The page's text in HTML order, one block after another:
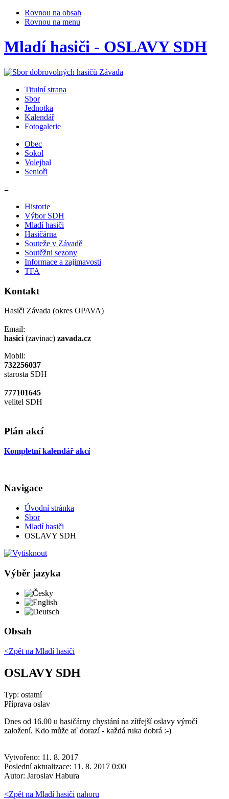
Rovnou na obsah
Rovnou na menu
Mladí hasiči - OSLAVY SDH
Titulní strana
Sbor
Jednotka
Kalendář
Fotogalerie
Obec
Sokol
Volejbal
Senioři
≡
Historie
Výbor SDH
Mladí hasiči
Hasičárna
Souteže v Závadě
Soutěžni sezony
Informace a zajimavosti
TFA
Kontakt
Hasiči Závada (okres OPAVA)
Email:
hasici (zavinac) zavada.cz
Mobil:
732256037
starosta SDH
777101645
velitel SDH
Plán akcí
Kompletní kalendář akcí
Navigace
Úvodní stránka
Sbor
Mladí hasiči
OSLAVY SDH
Výběr jazyka
Česky
Obsah
<Zpět na Mladí hasiči
OSLAVY SDH
Typ: ostatní
Příprava oslav
Dnes od 16.00 u hasičárny chystání na zítřejší oslavy výročí
založení. Kdo může ať dorazí - každá ruka dobrá :-)
Vytvořeno: 11. 8. 2017
Poslední aktualizace: 11. 8. 2017 0:00
Autor: Jaroslav Habura
<Zpět na Mladí hasiči nahoru